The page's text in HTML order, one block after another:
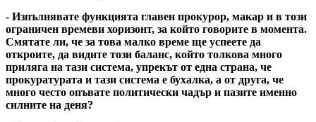
- Изпълнявате функцията главен прокурор, макар и в този
ограничен времеви хоризонт, за който говорите в момента.
Смятате ли, че за това малко време ще успеете да
откроите, да видите този баланс, който толкова много
приляга на тази система, упрекът от една страна, че
прокуратурата и тази система е бухалка, а от друга, че
много често опъвате политически чадър и пазите именно
силните на деня?